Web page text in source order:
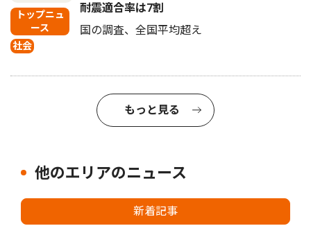
トップニュ
ース
社会
耐震適合率は7割
国の調査、全国平均超え
もっと見る
他のエリアのニュース
新着記事